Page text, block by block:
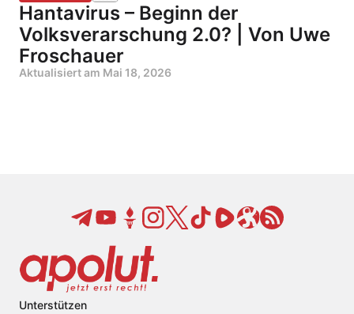
Hantavirus – Beginn der
Volksverarschung 2.0? | Von Uwe
Froschauer
Aktualisiert am Mai 18, 2026
Unterstützen